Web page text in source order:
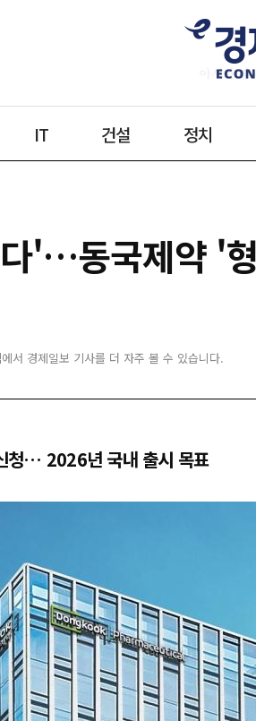
IT 건설 정치
'…동국제약 '
서 경제일보 기사를 더 자주 볼 수 있습니다.
청… 2026년 국내 출시 목표